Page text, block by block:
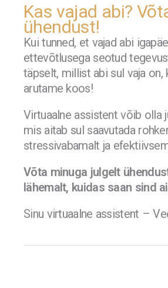
Kas vajad abi?
ühendust!
Kui tunned, et vajad abi
ettevõtlusega seotud
täpselt, millist abi sul vaja on,
arutame koos!
Virtuaalne assistent võib olla
mis aitab sul saavutada
stressivabamalt ja
Võta minuga julgelt
lähemalt, kuidas saan sind
Sinu virtuaalne assistent –